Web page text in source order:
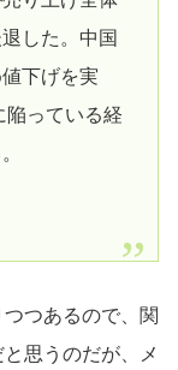
した。中国
下げを実
陥っている経
つあるので、関
思うのだが、メ